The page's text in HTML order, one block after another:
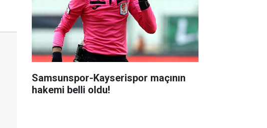
Samsunspor-Kayserispor maçının
hakemi belli oldu!